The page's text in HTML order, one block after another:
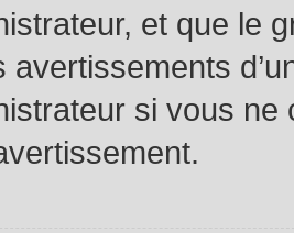
et que le
avertissements
si vous